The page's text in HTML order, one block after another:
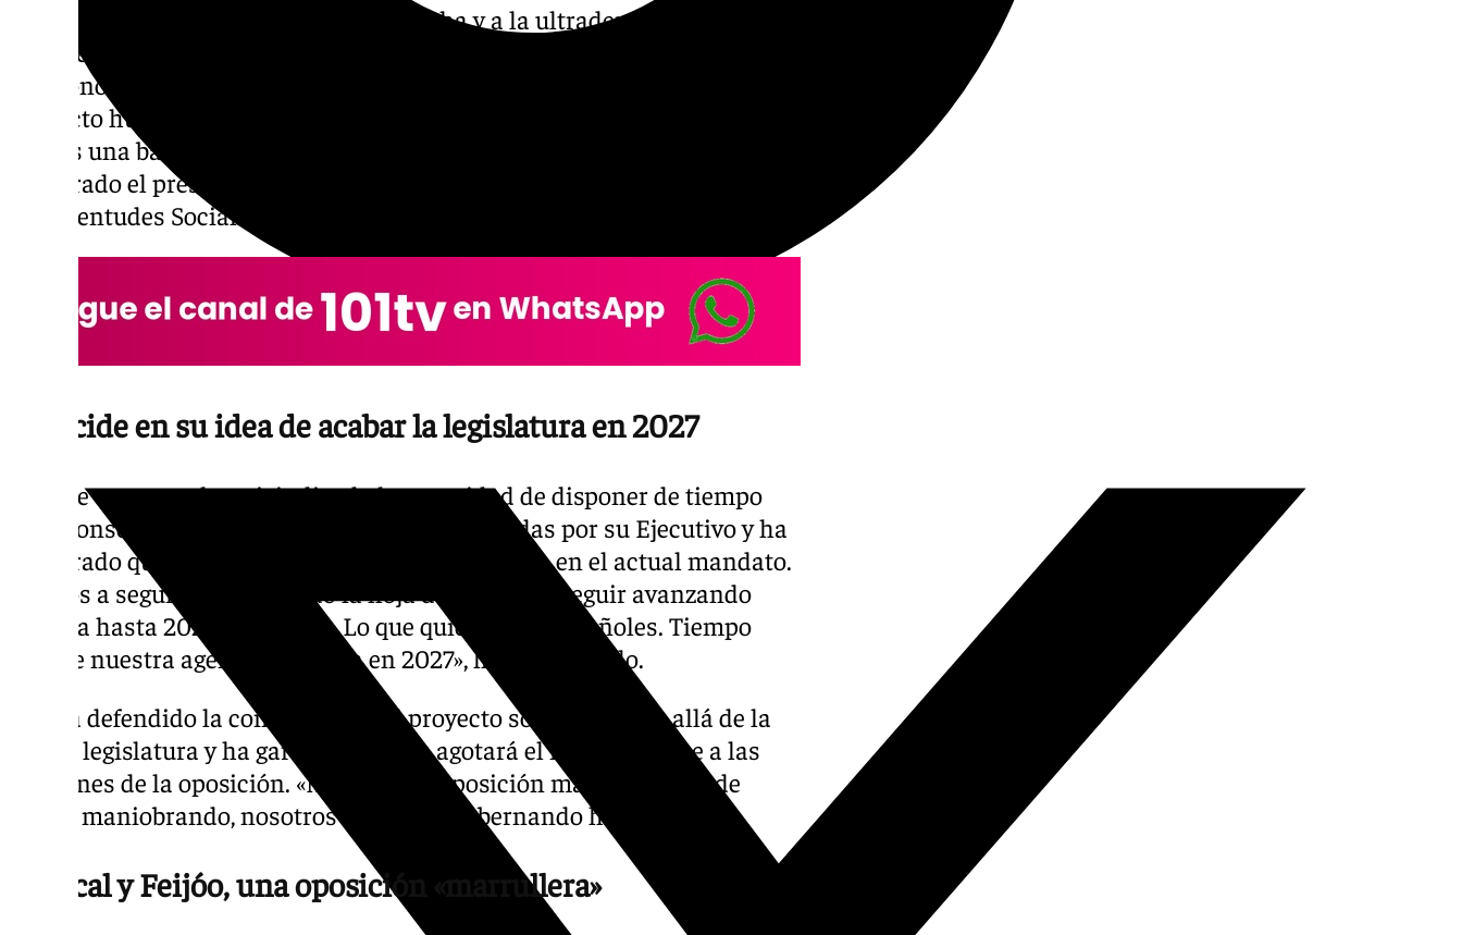
X-twitter
«Yo en muchas ocasiones veo a la derecha y a la ultraderecha, no
solamente la política también la mediática, y da la sensación de que no
nos conocen. El socialismo democrático puede tropezarse, somos un
proyecto humano y, por tanto, podemos tener esos tropiezos, pero nunca
damos una batalla por perdida. Nos levantamos y avanzamos», ha
asegurado el presidente, quien clausurado este domingo el 27º Congreso
de Juventudes Socialistas de España -JSE-.
Reincide en su idea de acabar la legislatura en 2027
En este contexto, ha reivindicado la necesidad de disponer de tiempo
para consolidar las transformaciones impulsadas por su Ejecutivo y ha
asegurado que la agenda del Gobierno no termina en el actual mandato.
«Vamos a seguir manteniendo la hoja de ruta para seguir avanzando
España hasta 2027 y más allá. Lo que quieran los españoles. Tiempo
porque nuestra agenda no acaba en 2027», ha proclamado.
Así, ha defendido la continuidad del proyecto socialista más allá de la
actual legislatura y ha garantizado que agotará el mandato pese a las
presiones de la oposición. «Mientras la oposición marrullera puede
seguir maniobrando, nosotros seguimos gobernando hasta 2027».
Abascal y Feijóo, una oposición «marrullera»